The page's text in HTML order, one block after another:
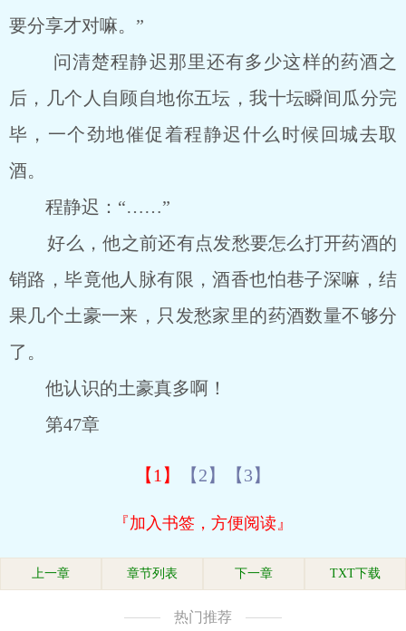
要分享才对嘛。”
问清楚程静迟那里还有多少这样的药酒之
后，几个人自顾自地你五坛，我十坛瞬间瓜分完
毕，一个劲地催促着程静迟什么时候回城去取
酒。
程静迟：“……”
好么，他之前还有点发愁要怎么打开药酒的
销路，毕竟他人脉有限，酒香也怕巷子深嘛，结
果几个土豪一来，只发愁家里的药酒数量不够分
了。
他认识的土豪真多啊！
第47章
【1】 【2】 【3】
『加入书签，方便阅读』
上一章 章节列表 下一章 TXT下载
热门推荐